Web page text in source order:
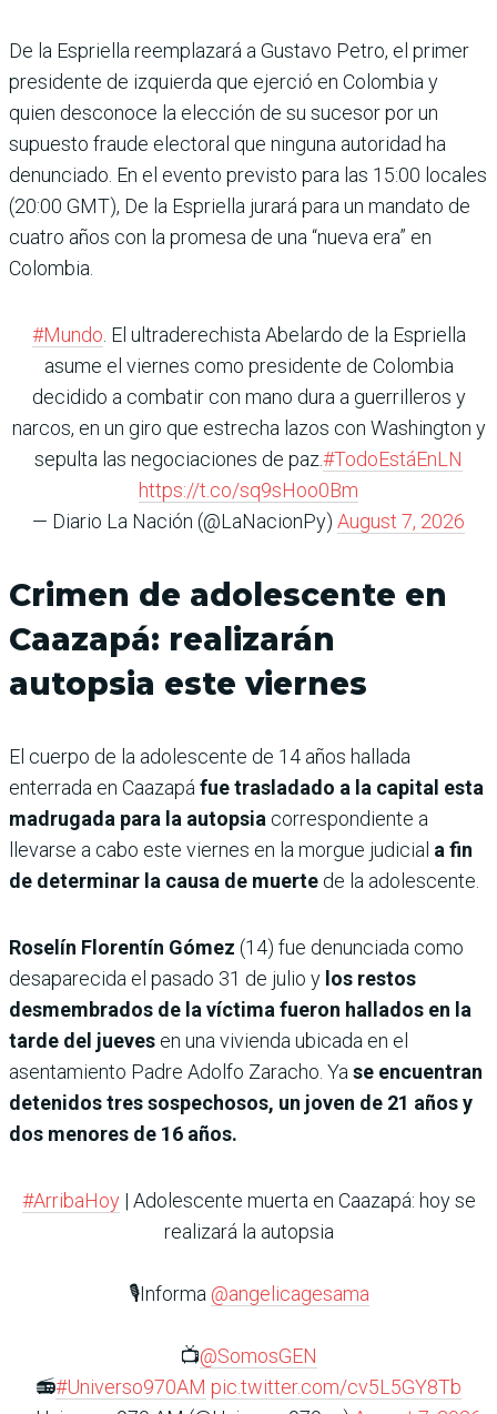
De la Espriella reemplazará a Gustavo Petro, el primer
presidente de izquierda que ejerció en Colombia y
quien desconoce la elección de su sucesor por un
supuesto fraude electoral que ninguna autoridad ha
denunciado. En el evento previsto para las 15:00 locales
(20:00 GMT), De la Espriella jurará para un mandato de
cuatro años con la promesa de una “nueva era” en
Colombia.
#Mundo . El ultraderechista Abelardo de la Espriella
asume el viernes como presidente de Colombia
decidido a combatir con mano dura a guerrilleros y
narcos, en un giro que estrecha lazos con Washington y
sepulta las negociaciones de paz.#TodoEstáEnLN
https://t.co/sq9sHoo0Bm
— Diario La Nación (@LaNacionPy) August 7, 2026
Crimen de adolescente en
Caazapá: realizarán
autopsia este viernes
El cuerpo de la adolescente de 14 años hallada
enterrada en Caazapá fue trasladado a la capital esta
madrugada para la autopsia correspondiente a
llevarse a cabo este viernes en la morgue judicial a fin
de determinar la causa de muerte de la adolescente.
Roselín Florentín Gómez (14) fue denunciada como
desaparecida el pasado 31 de julio y los restos
desmembrados de la víctima fueron hallados en la
tarde del jueves en una vivienda ubicada en el
asentamiento Padre Adolfo Zaracho. Ya se encuentran
detenidos tres sospechosos, un joven de 21 años y
dos menores de 16 años.
#ArribaHoy| Adolescente muerta en Caazapá: hoy se
realizará la autopsia
🎙️Informa @angelicagesama
📺@SomosGEN
📻#Universo970AM pic.twitter.com/cv5L5GY8Tb